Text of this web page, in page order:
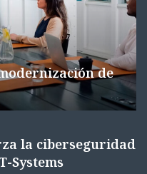
de
la ciberseguridad
Systems